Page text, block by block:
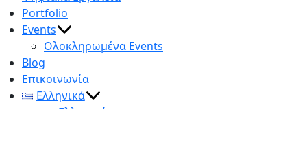
Portfolio
Events
Ολοκληρωμένα Events
Blog
Επικοινωνία
Ελληνικά
Ελληνικά